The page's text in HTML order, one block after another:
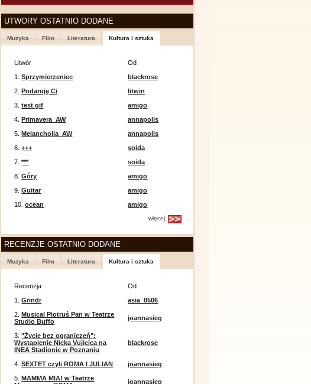
UTWORY OSTATNIO DODANE
Muzyka Film Literatura Kultura i sztuka
Utwór
Od
1.Sprzymierzeniec
blackrose
2.Podaruję Ci
litwin
3.test gif
amigo
4.Primavera_AW
annapolis
5.Melancholia_AW
annapolis
6.+++
soida
7.***
soida
8.Góry
amigo
9.Guitar
amigo
10.ocean amigo
więcej
RECENZJE OSTATNIO DODANE
Muzyka Film Literatura Kultura i sztuka
Recenzja
Od
1.Grindr
asia_0506
2.Musical Piotruś Pan w Teatrze
Studio Buffo
joannasieg
3."Życie bez ograniczeń":
Wystąpienie Nicka Vujicica na
INEA Stadionie w Poznaniu
blackrose
4.SEXTET czyli ROMA I JULIAN
joannasieg
5.MAMMA MIA! w Teatrze
joannasieg